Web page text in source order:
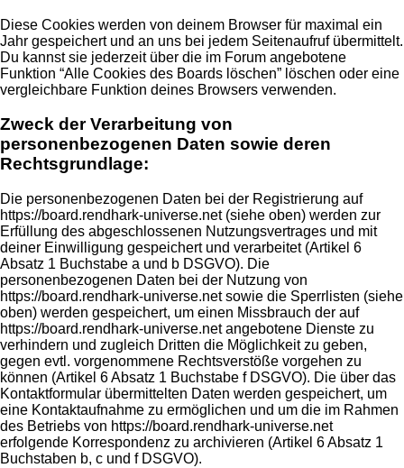
Diese Cookies werden von deinem Browser für maximal ein
Jahr gespeichert und an uns bei jedem Seitenaufruf übermittelt.
Du kannst sie jederzeit über die im Forum angebotene
Funktion “Alle Cookies des Boards löschen” löschen oder eine
vergleichbare Funktion deines Browsers verwenden.
Zweck der Verarbeitung von
personenbezogenen Daten sowie deren
Rechtsgrundlage:
Die personenbezogenen Daten bei der Registrierung auf
https://board.rendhark-universe.net (siehe oben) werden zur
Erfüllung des abgeschlossenen Nutzungsvertrages und mit
deiner Einwilligung gespeichert und verarbeitet (Artikel 6
Absatz 1 Buchstabe a und b DSGVO). Die
personenbezogenen Daten bei der Nutzung von
https://board.rendhark-universe.net sowie die Sperrlisten (siehe
oben) werden gespeichert, um einen Missbrauch der auf
https://board.rendhark-universe.net angebotene Dienste zu
verhindern und zugleich Dritten die Möglichkeit zu geben,
gegen evtl. vorgenommene Rechtsverstöße vorgehen zu
können (Artikel 6 Absatz 1 Buchstabe f DSGVO). Die über das
Kontaktformular übermittelten Daten werden gespeichert, um
eine Kontaktaufnahme zu ermöglichen und um die im Rahmen
des Betriebs von https://board.rendhark-universe.net
erfolgende Korrespondenz zu archivieren (Artikel 6 Absatz 1
Buchstaben b, c und f DSGVO).